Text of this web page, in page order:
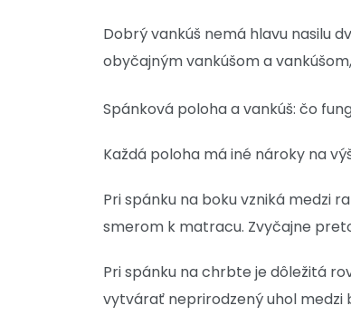
Dobrý vankúš nemá hlavu nasilu
obyčajným vankúšom a
Spánková poloha a vankúš: čo
Každá poloha má iné nároky na
Pri spánku na boku vzniká medzi
smerom k matracu. Zvyčajne
Pri spánku na chrbte je dôležitá
vytvárať neprirodzený uhol medzi